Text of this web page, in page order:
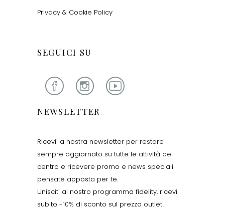
Privacy & Cookie Policy
SEGUICI SU
NEWSLETTER
Ricevi la nostra newsletter per restare
sempre aggiornato su tutte le attività del
centro e ricevere promo e news speciali
pensate apposta per te.
Unisciti al nostro programma fidelity, ricevi
subito -10% di sconto sul prezzo outlet!